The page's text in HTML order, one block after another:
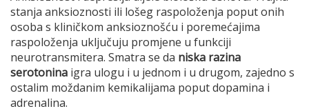
stanja anksioznosti ili lošeg raspoloženja poput onih
osoba s kliničkom anksioznošću i poremećajima
raspoloženja uključuju promjene u funkciji
neurotransmitera. Smatra se da niska razina
serotonina igra ulogu i u jednom i u drugom, zajedno s
ostalim moždanim kemikalijama poput dopamina i
adrenalina.